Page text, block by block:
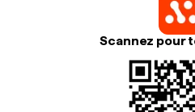
Scannez pour